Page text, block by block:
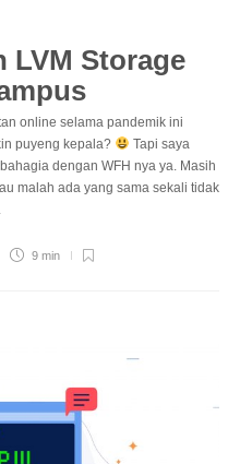
LVM Storage
online selama pandemik ini
puyeng kepala?
Tapi saya
dengan WFH nya ya. Masih
malah ada yang sama sekali tidak
9 min